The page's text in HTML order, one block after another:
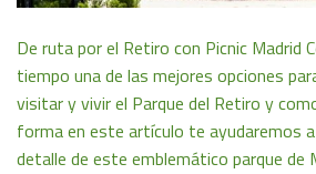
De ruta por el Retiro con Picnic Madrid
tiempo una de las mejores opciones
visitar y vivir el Parque del Retiro y
forma en este artículo te ayudaremos
detalle de este emblemático parque de